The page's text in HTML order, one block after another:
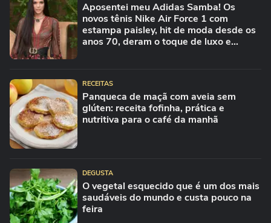
Aposentei meu Adidas Samba! Os
novos tênis Nike Air Force 1 com
estampa paisley, hit de moda desde os
anos 70, deram o toque de luxo e
RECEITAS
Panqueca de maçã com aveia sem
glúten: receita fofinha, prática e
nutritiva para o café da manhã
DEGUSTA
O vegetal esquecido que é um dos mais
saudáveis do mundo e custa pouco na
feira